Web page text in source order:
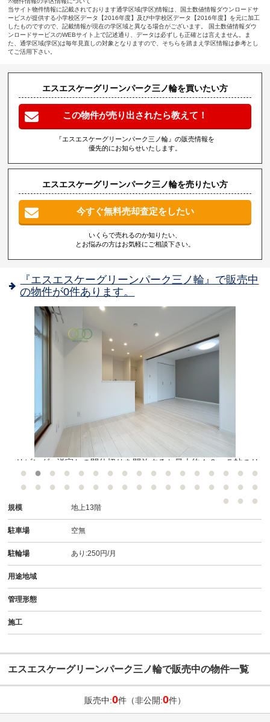
当サイト物件情報に記載されております通学区域(学区)情報は、国土数値情報ダウンロードサ
ービスが提供する小学校区データ【2016年度】及び中学校区データ【2016年度】を元に加工
したものですので、記載情報が現在の学区域と異なる場合がございます。 国土数値情報ダウ
ンロードサービスのWEBサイト上で記述通り、データは必ずしも正確とは言えません。ま
た、通学区域(学区)は毎年見直しの対象となりますので、そちらを踏まえ学区情報は参考とし
てご活用下さい。
エスエスケーグリーンパーク三ノ輪を買いたい方
この物件が売り出されたら教えて！
『エスエスケーグリーンパーク三ノ輪』の販売情報を
優先的にお知らせいたします。
エスエスケーグリーンパーク三ノ輪を売りたい方
今すぐ無料売却査定をしたい
いくらで売れるのか知りたい、
とお悩みの方はお気軽にご相談下さい。
『エスエスケーグリーンパーク三ノ輪』で販売中
の物件が0件あります。
●リビング● 洋室との間仕切りを開放すると最大約１６．５帖のリ
ビングになります
規模 地上13階
駐車場 空無
駐輪場 あり:250円/月
用途地域
管理形態
施工
エスエスケーグリーンパーク三ノ輪で販売中の物件一覧
販売中:0件（非公開:0件）